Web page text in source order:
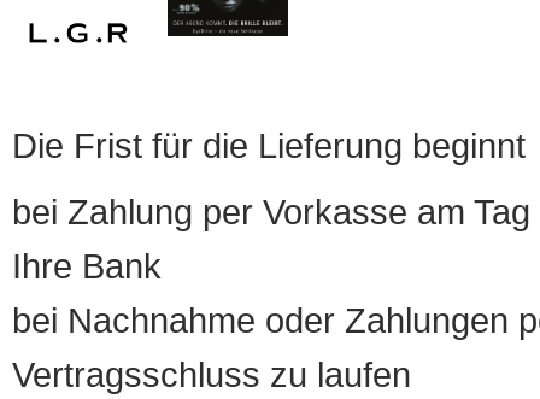
Die Frist für die Lieferung beginnt
bei Zahlung per Vorkasse am
Ihre Bank
bei Nachnahme oder Zahlungen
Vertragsschluss zu laufen